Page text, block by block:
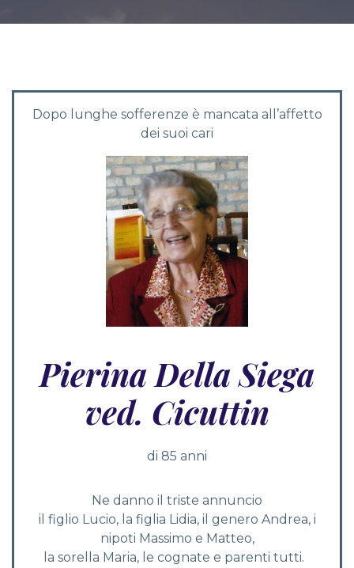
Dopo lunghe sofferenze è mancata all’affetto
dei suoi cari
Pierina Della Siega
ved. Cicuttin
di 85 anni
Ne danno il triste annuncio
il figlio Lucio, la figlia Lidia, il genero Andrea, i
nipoti Massimo e Matteo,
la sorella Maria, le cognate e parenti tutti.